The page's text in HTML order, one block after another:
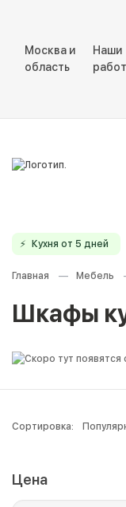
Москва и
область
Наши
⚡ Кухня от 5 дней
Главная Мебель
Шкафы
Сортировка:
Цена